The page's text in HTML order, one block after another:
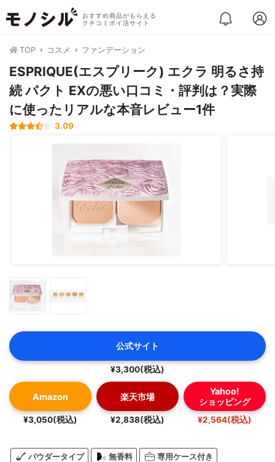
おすすめ商品がもらえる
クチコミポイ活サイト
TOP コスメ ファンデーション
ESPRIQUE(エスプリーク) エクラ 明るさ持
続 パクト EXの悪い口コミ・評判は？実際
に使ったリアルな本音レビュー1件
3.09
公式サイト
¥3,300(税込)
Amazon
¥3,050(税込)
楽天市場
¥2,838(税込)
Yahoo!
ショッピング
¥2,564(税込)
パウダータイプ 無香料 専用ケース付き